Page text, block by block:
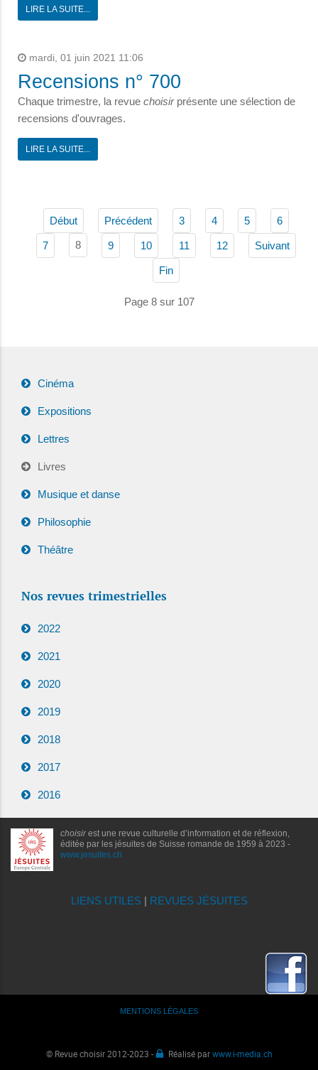
LIRE LA SUITE...
mardi, 01 juin 2021 11:06
Recensions n° 700
Chaque trimestre, la revue choisirprésente une sélection de
recensions d'ouvrages.
LIRE LA SUITE...
Début Précédent 3 4 5 6
7 8 9 10 11 12 Suivant
Fin
Page 8 sur 107
Cinéma
Expositions
Lettres
Livres
Musique et danse
Philosophie
Théâtre
Nos revues trimestrielles
2022
2021
2020
2019
2018
2017
2016
choisirest une revue culturelle d’information et de réflexion,
éditée par les jésuites de Suisse romande de 1959 à 2023 -
www.jesuites.ch
LIENS UTILES| REVUES JÉSUITES
MENTIONS LÉGALES
© Revue choisir 2012-2023 - Réalisé parwww.i-media.ch